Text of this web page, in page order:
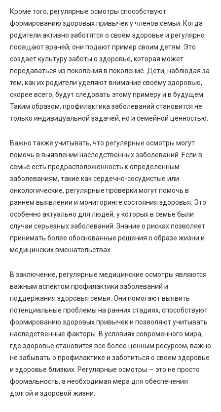
Кроме того, регулярные осмотры способствуют
формированию здоровых привычек у членов семьи. Когда
родители активно заботятся о своем здоровье и регулярно
посещают врачей, они подают пример своим детям. Это
создает культуру заботы о здоровье, которая может
передаваться из поколения в поколение. Дети, наблюдая за
тем, как их родители уделяют внимание своему здоровью,
скорее всего, будут следовать этому примеру и в будущем.
Таким образом, профилактика заболеваний становится не
только индивидуальной задачей, но и семейной ценностью.
Важно также учитывать, что регулярные осмотры могут
помочь в выявлении наследственных заболеваний. Если в
семье есть предрасположенность к определенным
заболеваниям, такие как сердечно-сосудистые или
онкологические, регулярные проверки могут помочь в
раннем выявлении и мониторинге состояния здоровья. Это
особенно актуально для людей, у которых в семье были
случаи серьезных заболеваний. Знание о рисках позволяет
принимать более обоснованные решения о образе жизни и
медицинских вмешательствах.
В заключение, регулярные медицинские осмотры являются
важным аспектом профилактики заболеваний и
поддержания здоровья семьи. Они помогают выявить
потенциальные проблемы на ранних стадиях, способствуют
формированию здоровых привычек и позволяют учитывать
наследственные факторы. В условиях современного мира,
где здоровье становится все более ценным ресурсом, важно
не забывать о профилактике и заботиться о своем здоровье
и здоровье близких. Регулярные осмотры — это не просто
формальность, а необходимая мера для обеспечения
долгой и здоровой жизни.